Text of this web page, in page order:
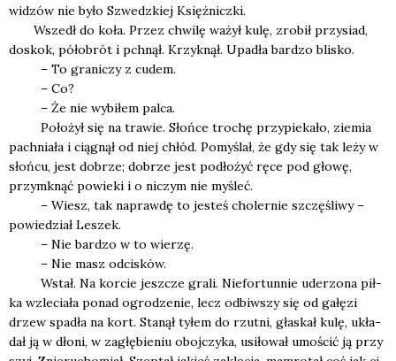
widzów nie było Szwedz­kiej Księż­nicz­ki.
Wszedł do koła. Przez chwi­lę ważył kulę, zro­bił przy­siad,
doskok, pół­ob­rót i pchnął. Krzyk­nął. Upa­dła bar­dzo bli­sko.
– To gra­ni­czy z cudem.
– Co?
– Że nie wybi­łem pal­ca.
Poło­żył się na tra­wie. Słoń­ce tro­chę przy­pie­ka­ło, zie­mia
pach­nia­ła i cią­gnął od niej chłód. Pomy­ślał, że gdy się tak leży w
słoń­cu, jest dobrze; dobrze jest pod­ło­żyć ręce pod gło­wę,
przy­mknąć powie­ki i o niczym nie myśleć.
– Wiesz, tak napraw­dę to jesteś cho­ler­nie szczę­śli­wy –
powie­dział Leszek.
– Nie bar­dzo w to wie­rzę.
– Nie masz odci­sków.
Wstał. Na kor­cie jesz­cze gra­li. Nie­for­tun­nie ude­rzo­na pił­
ka wzle­cia­ła ponad ogro­dze­nie, lecz odbiw­szy się od gałę­zi
drzew spa­dła na kort. Sta­nął tyłem do rzut­ni, gła­skał kulę, ukła­
dał ją w dło­ni, w zagłę­bie­niu oboj­czy­ka, usi­ło­wał umo­ścić ją przy